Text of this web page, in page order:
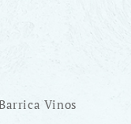
Vinos